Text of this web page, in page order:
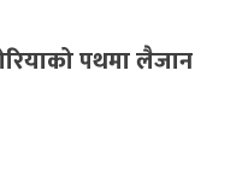
पथमा लैजान